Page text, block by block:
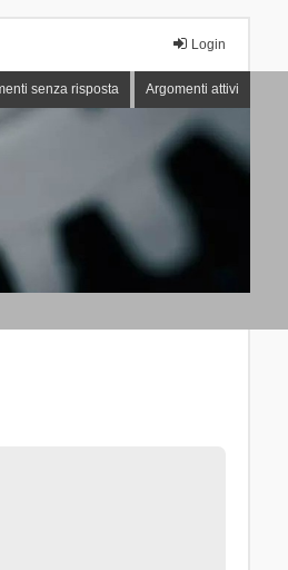
Login
senza risposta Argomenti attivi